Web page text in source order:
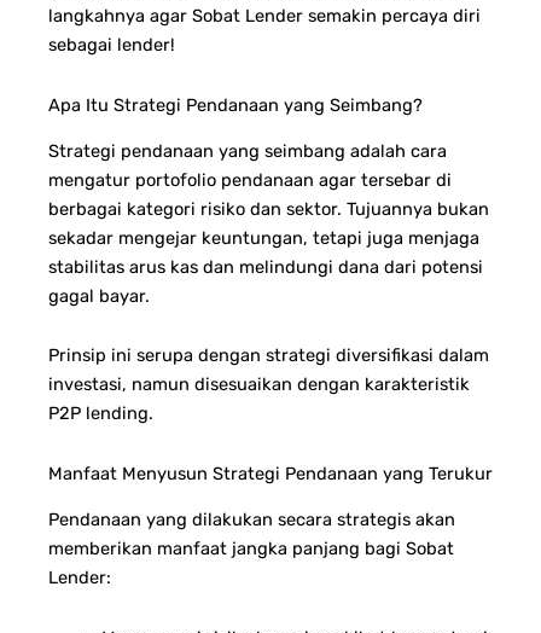
langkahnya agar Sobat Lender semakin percaya diri
sebagai lender!
Apa Itu Strategi Pendanaan yang Seimbang?
Strategi pendanaan yang seimbang adalah cara
mengatur portofolio pendanaan agar tersebar di
berbagai kategori risiko dan sektor. Tujuannya bukan
sekadar mengejar keuntungan, tetapi juga menjaga
stabilitas arus kas dan melindungi dana dari potensi
gagal bayar.
Prinsip ini serupa dengan strategi diversifikasi dalam
investasi, namun disesuaikan dengan karakteristik
P2P lending.
Manfaat Menyusun Strategi Pendanaan yang Terukur
Pendanaan yang dilakukan secara strategis akan
memberikan manfaat jangka panjang bagi Sobat
Lender: